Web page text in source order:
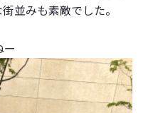
並みも素敵でした。